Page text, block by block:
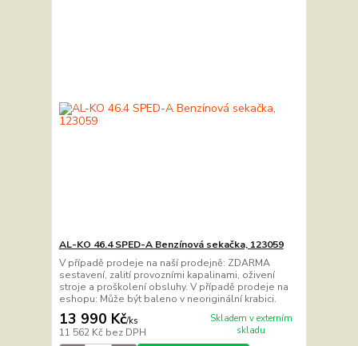
AL-KO 46.4 SPED-A Benzínová sekačka, 123059
V případě prodeje na naší prodejně: ZDARMA
sestavení, zalití provozními kapalinami, oživení
stroje a proškolení obsluhy. V případě prodeje na
eshopu: Může být baleno v neoriginální krabici.
13 990 Kč/ks
11 562 Kč bez DPH
Skladem v externím
skladu